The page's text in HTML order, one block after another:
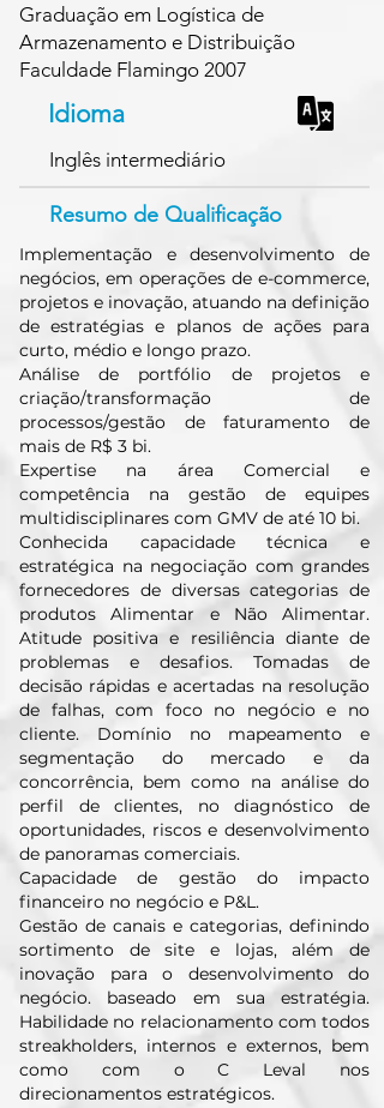
Graduação em Logística de
Armazenamento e Distribuição
Faculdade Flamingo 2007
Idioma
Inglês intermediário
Resumo de Qualificação
Implementação e desenvolvimento de
negócios, em operações de e-commerce,
projetos e inovação, atuando na definição
de estratégias e planos de ações para
curto, médio e longo prazo.
Análise de portfólio de projetos e
criação/transformação de
processos/gestão de faturamento de
mais de R$ 3 bi.
Expertise na área Comercial e
competência na gestão de equipes
multidisciplinares com GMV de até 10 bi.
Conhecida capacidade técnica e
estratégica na negociação com grandes
fornecedores de diversas categorias de
produtos Alimentar e Não Alimentar.
Atitude positiva e resiliência diante de
problemas e desafios. Tomadas de
decisão rápidas e acertadas na resolução
de falhas, com foco no negócio e no
cliente. Domínio no mapeamento e
segmentação do mercado e da
concorrência, bem como na análise do
perfil de clientes, no diagnóstico de
oportunidades, riscos e desenvolvimento
de panoramas comerciais.
Capacidade de gestão do impacto
financeiro no negócio e P&L.
Gestão de canais e categorias, definindo
sortimento de site e lojas, além de
inovação para o desenvolvimento do
negócio. baseado em sua estratégia.
Habilidade no relacionamento com todos
streakholders, internos e externos, bem
como com o C Leval nos
direcionamentos estratégicos.